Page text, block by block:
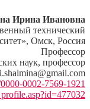
Ирина Ивановна
технический
Омск, Россия
Профессор
наук, профессор
0002-7569-1921